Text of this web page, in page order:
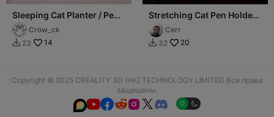
Sleeping Cat Planter / Pen
HolderCrow_ck
 23 14
Stretching Cat Pen Holder
- Print in Place (No
Support)
Cerr
 32 20
Copyright © 2025 CREALITY 3D (HK) TECHNOLOGY LIMITED Все права
защищены.
  